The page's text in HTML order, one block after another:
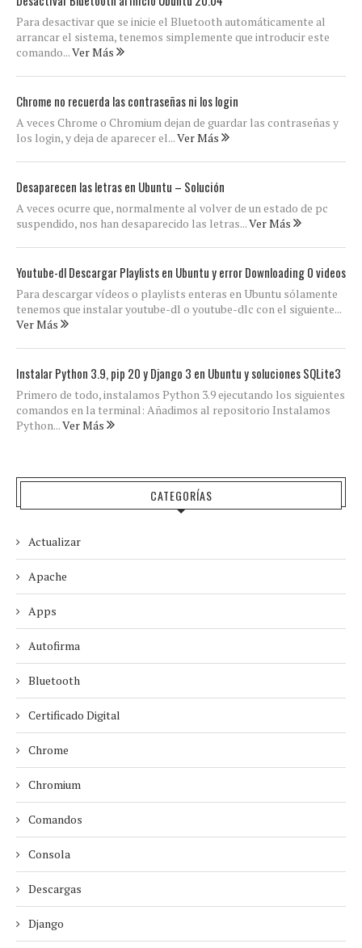
Para desactivar que se inicie el Bluetooth automáticamente al
arrancar el sistema, tenemos simplemente que introducir este
comando...Ver Más
Chrome no recuerda las contraseñas ni los login
A veces Chrome o Chromium dejan de guardar las contraseñas y
los login, y deja de aparecer el...Ver Más
Desaparecen las letras en Ubuntu – Solución
A veces ocurre que, normalmente al volver de un estado de pc
suspendido, nos han desaparecido las letras...Ver Más
Youtube-dl Descargar Playlists en Ubuntu y error Downloading 0 videos
Para descargar vídeos o playlists enteras en Ubuntu sólamente
tenemos que instalar youtube-dl o youtube-dlc con el siguiente...
Ver Más
Instalar Python 3.9, pip 20 y Django 3 en Ubuntu y soluciones SQLite3
Primero de todo, instalamos Python 3.9 ejecutando los siguientes
comandos en la terminal: Añadimos al repositorio Instalamos
Python...Ver Más
CATEGORÍAS
Actualizar
Apache
Apps
Autofirma
Bluetooth
Certificado Digital
Chrome
Chromium
Comandos
Consola
Descargas
Django